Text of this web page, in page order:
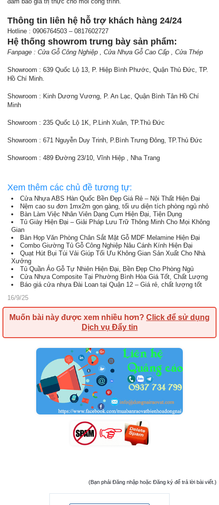
Thông tin liên hệ hỗ trợ khách hàng 24/24
Hotline : 0906764503 – 0817602727
Hệ thống showrom trưng bày sản phẩm:
Fanpage : Cửa Gỗ Công Nghiệp , Cửa Nhựa Gỗ Cao Cấp , Cửa Thép
Showroom : 639 Quốc Lộ 13, P. Hiệp Bình Phước, Quận Thủ Đức, TP.
Hồ Chí Minh.
Showroom : Kinh Dương Vương, P. An Lạc, Quận Bình Tân Hồ Chí
Minh
Showroom : 235 Quốc Lộ 1K, P.Linh Xuân, TP.Thủ Đức
Showroom : 671 Nguyễn Duy Trinh, P.Bình Trưng Đông, TP.Thủ Đức
Showroom : 489 Đường 23/10, Vĩnh Hiệp , Nha Trang
Xem thêm các chủ đề tương tự:
Cửa Nhựa ABS Hàn Quốc Bền Đẹp Giá Rẻ – Nội Thất Hiện Đại
Nệm cao su đơn 1mx2m gọn gàng, tối ưu diện tích phòng ngủ nhỏ
Bàn Làm Việc Nhân Viên Dạng Cụm Hiện Đại, Tiện Dụng
Tủ Giày Hiện Đại – Giải Pháp Lưu Trữ Thông Minh Cho Mọi Không
Gian
Bàn Họp Văn Phòng Chân Sắt Mặt Gỗ MDF Melamine Hiện Đại
Combo Giường Tủ Gỗ Công Nghiệp Nâu Cánh Kính Hiện Đại
Quạt Hút Bụi Túi Vải Giúp Tối Ưu Không Gian Sản Xuất Cho Nhà
Xưởng
Tủ Quần Áo Gỗ Tự Nhiên Hiện Đại, Bền Đẹp Cho Phòng Ngủ
Cửa Nhựa Composite Tại Phường Bình Hòa Giá Tốt, Chất Lượng
Báo giá cửa nhựa Đài Loan tại Quận 12 – Giá rẻ, chất lượng tốt
16/9/25
Muốn bài này được xem nhiều hơn? Click để sử dụng
Dịch vụ Đẩy tin
(Bạn phải Đăng nhập hoặc Đăng ký để trả lời bài viết.)